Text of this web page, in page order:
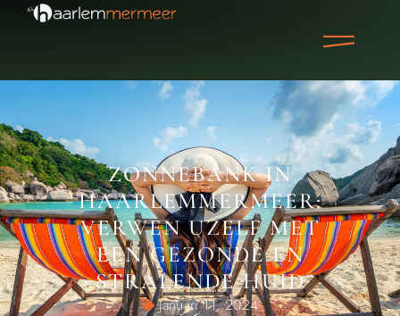
ZONNEBANK IN
HAARLEMMERMEER:
VERWEN UZELF MET
EEN GEZONDE EN
STRALENDE HUID
Januari 11, 2024